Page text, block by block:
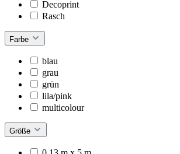
Decoprint
Rasch
Farbe
blau
grau
grün
lila/pink
multicolour
Größe